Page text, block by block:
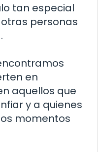
tan especial
personas
en
aquellos que
y a quienes
momentos